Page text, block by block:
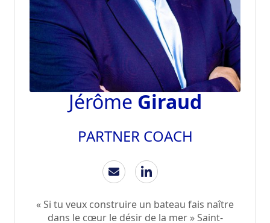
Jérôme Giraud
PARTNER COACH
« Si tu veux construire un bateau fais naître
dans le cœur le désir de la mer » Saint-